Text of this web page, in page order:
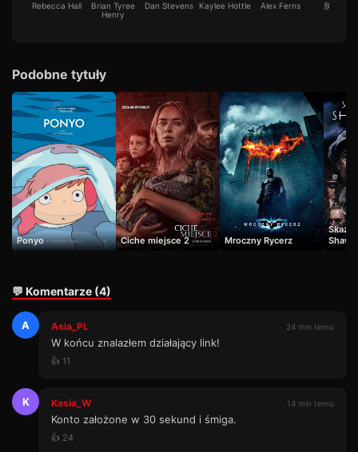
Rebecca Hall
Brian Tyree
Henry
Dan Stevens Kaylee Hottle Alex Ferns 陳法拉
Podobne tytuły
Ponyo Ciche miejsce 2 Mroczny Rycerz
💬 Komentarze (4)
A Asia_PL 24 min temu
W końcu znalazłem działający link!
👍 11
K Kasia_W 14 min temu
Konto założone w 30 sekund i śmiga.
👍 24